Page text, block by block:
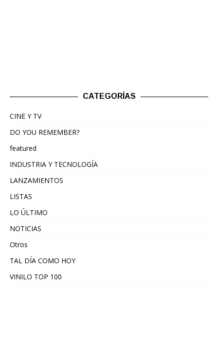
CATEGORÍAS
CINE Y TV
DO YOU REMEMBER?
featured
INDUSTRIA Y TECNOLOGÍA
LANZAMIENTOS
LISTAS
LO ÚLTIMO
NOTICIAS
Otros
TAL DÍA COMO HOY
VINILO TOP 100